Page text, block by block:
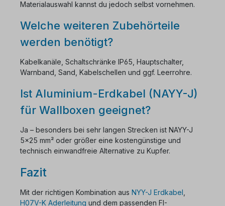
Materialauswahl kannst du jedoch selbst vornehmen.
Welche weiteren Zubehörteile
werden benötigt?
Kabelkanäle, Schaltschränke IP65, Hauptschalter,
Warnband, Sand, Kabelschellen und ggf. Leerrohre.
Ist Aluminium-Erdkabel (NAYY-J)
für Wallboxen geeignet?
Ja – besonders bei sehr langen Strecken ist NAYY-J
5×25 mm² oder größer eine kostengünstige und
technisch einwandfreie Alternative zu Kupfer.
Fazit
Mit der richtigen Kombination aus NYY-J Erdkabel
H07V-K Aderleitung und dem passenden FI-